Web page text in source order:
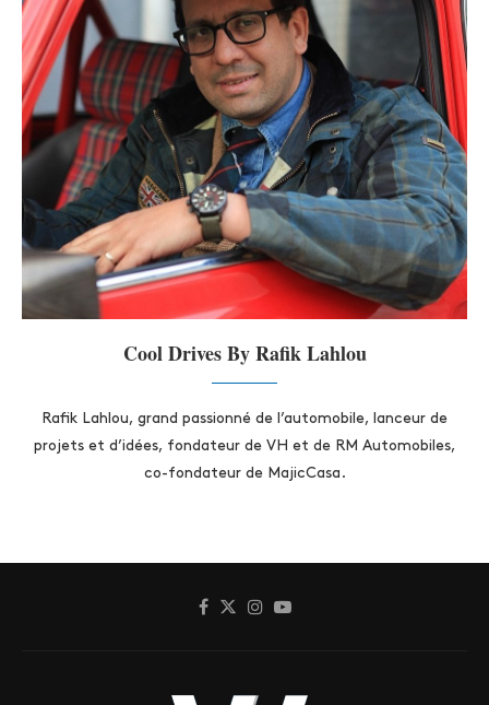
Cool Drives By Rafik Lahlou
Rafik Lahlou, grand passionné de l’automobile, lanceur de
projets et d’idées, fondateur de VH et de RM Automobiles,
co-fondateur de MajicCasa.